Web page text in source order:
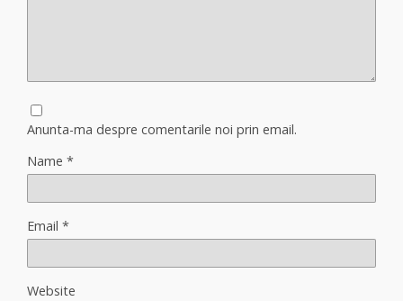
Anunta-ma despre comentarile noi prin email.
Name *
Email *
Website